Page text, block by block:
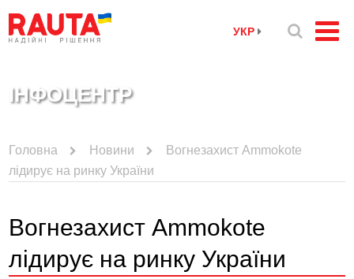
УКР
ІНФОЦЕНТР
Головна Новини
Вогнезахист Ammokote
лідирує на ринку України
Вогнезахист Ammokote
лідирує на ринку України